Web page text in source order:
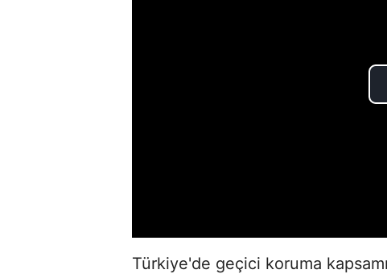
Türkiye'de geçici koruma